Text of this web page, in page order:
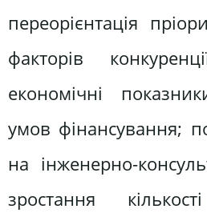
переорієнтація
факторів
економічні
умов фінансування;
на інженерно-
зростання